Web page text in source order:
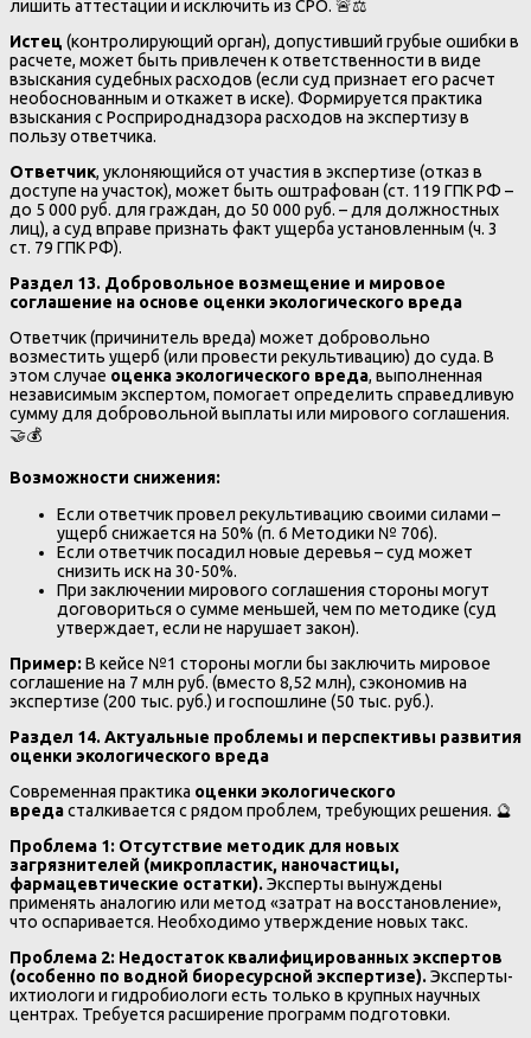
лишить аттестации и исключить из СРО. 🚨⚖️
Истец (контролирующий орган), допустивший грубые ошибки в
расчете, может быть привлечен к ответственности в виде
взыскания судебных расходов (если суд признает его расчет
необоснованным и откажет в иске). Формируется практика
взыскания с Росприроднадзора расходов на экспертизу в
пользу ответчика.
Ответчик, уклоняющийся от участия в экспертизе (отказ в
доступе на участок), может быть оштрафован (ст. 119 ГПК РФ –
до 5 000 руб. для граждан, до 50 000 руб. – для должностных
лиц), а суд вправе признать факт ущерба установленным (ч. 3
ст. 79 ГПК РФ).
Раздел 13. Добровольное возмещение и мировое
соглашение на основе оценки экологического вреда
Ответчик (причинитель вреда) может добровольно
возместить ущерб (или провести рекультивацию) до суда. В
этом случае оценка экологического вреда, выполненная
независимым экспертом, помогает определить справедливую
сумму для добровольной выплаты или мирового соглашения.
🤝💰
Возможности снижения:
Если ответчик провел рекультивацию своими силами –
ущерб снижается на 50% (п. 6 Методики № 706).
Если ответчик посадил новые деревья – суд может
снизить иск на 30-50%.
При заключении мирового соглашения стороны могут
договориться о сумме меньшей, чем по методике (суд
утверждает, если не нарушает закон).
Пример:В кейсе №1 стороны могли бы заключить мировое
соглашение на 7 млн руб. (вместо 8,52 млн), сэкономив на
экспертизе (200 тыс. руб.) и госпошлине (50 тыс. руб.).
Раздел 14. Актуальные проблемы и перспективы развития
оценки экологического вреда
Современная практика оценки экологического
вредасталкивается с рядом проблем, требующих решения. 🔮
Проблема 1: Отсутствие методик для новых
загрязнителей (микропластик, наночастицы,
фармацевтические остатки).Эксперты вынуждены
применять аналогию или метод «затрат на восстановление»,
что оспаривается. Необходимо утверждение новых такс.
Проблема 2: Недостаток квалифицированных экспертов
(особенно по водной биоресурсной экспертизе).Эксперты-
ихтиологи и гидробиологи есть только в крупных научных
центрах. Требуется расширение программ подготовки.